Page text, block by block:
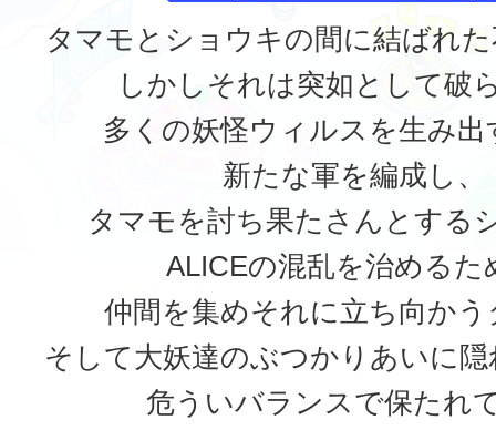
タマモとショウキの間に結ばれ
しかしそれは突如として破
多くの妖怪ウィルスを生み
新たな軍を編成し、
タマモを討ち果たさんとする
ALICEの混乱を治めるた
仲間を集めそれに立ち向かう
そして大妖達のぶつかりあいに
危ういバランスで保たれ